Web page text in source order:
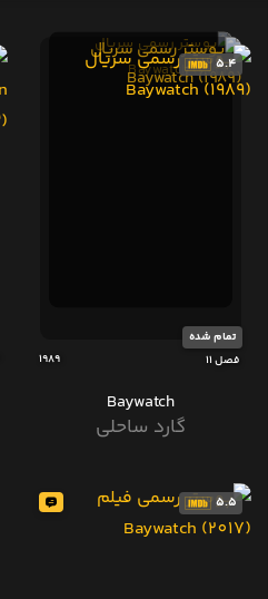
5.4
تمام شده
فصل 11
1989
Baywatch
گارد ساحلی
5.5